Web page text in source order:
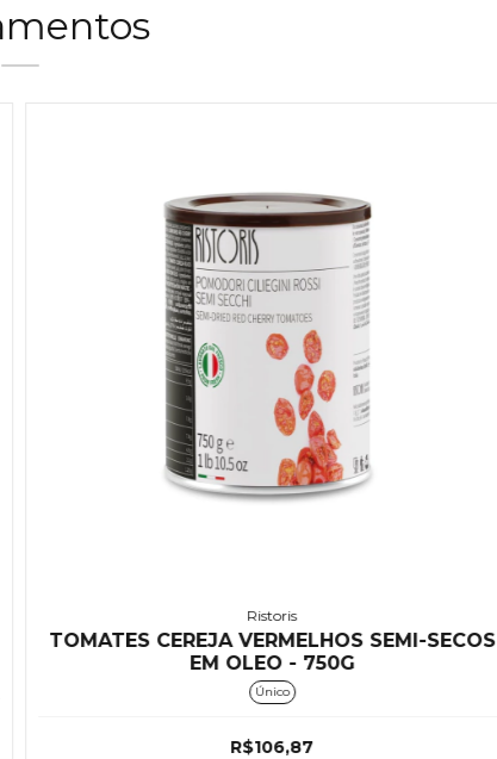
Ristoris
TOMATES CEREJA VERMELHOS SEMI-SECOS
EM OLEO - 750G
Único
R$106,87